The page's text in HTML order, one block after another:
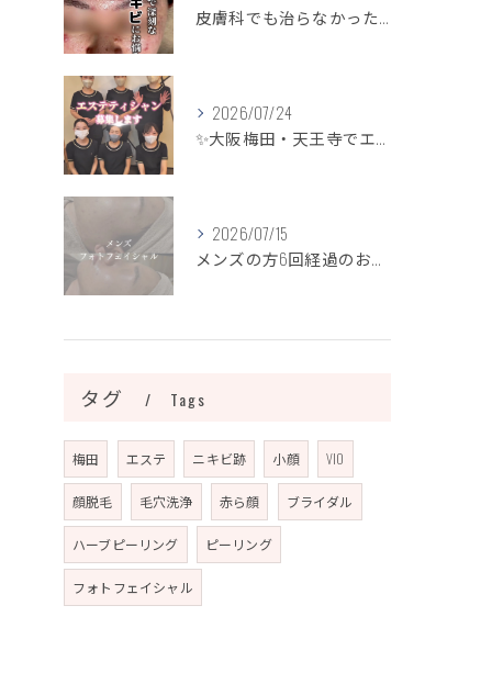
皮膚科でも治らなかったニキビ、諦めるのはまだ早いです！
2026/07/24
✨大阪梅田・天王寺でエステティシャン募集✨
2026/07/15
メンズの方6回経過のお写真になります📷✨
タグ Tags
梅田 エステ ニキビ跡 小顔 VIO
顔脱毛 毛穴洗浄 赤ら顔 ブライダル
ハーブピーリング ピーリング
フォトフェイシャル